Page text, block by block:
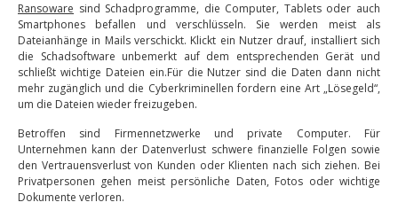
Ransoware sind Schadprogramme, die Computer, Tablets oder auch
Smartphones befallen und verschlüsseln. Sie werden meist als
Dateianhänge in Mails verschickt. Klickt ein Nutzer drauf, installiert sich
die Schadsoftware unbemerkt auf dem entsprechenden Gerät und
schließt wichtige Dateien ein.Für die Nutzer sind die Daten dann nicht
mehr zugänglich und die Cyberkriminellen fordern eine Art „Lösegeld“,
um die Dateien wieder freizugeben.
Betroffen sind Firmennetzwerke und private Computer. Für
Unternehmen kann der Datenverlust schwere finanzielle Folgen sowie
den Vertrauensverlust von Kunden oder Klienten nach sich ziehen. Bei
Privatpersonen gehen meist persönliche Daten, Fotos oder wichtige
Dokumente verloren.